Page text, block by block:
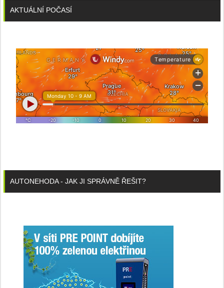
AKTUÁLNÍ POČASÍ
AUTONEHODA - JAK JI SPRÁVNĚ ŘEŠIT?